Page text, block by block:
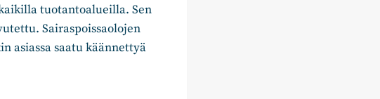
tuotantoalueilla. Sen
Sairaspoissaolojen
asiassa saatu käännettyä